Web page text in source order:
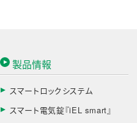
製品情報
スマートロックシステム
スマート電気錠『iEL smart』